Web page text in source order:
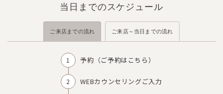
当日までのスケジュール
ご来店までの流れ ご来店～当日までの流れ
予約（ご予約はこちら）
WEBカウンセリングご入力